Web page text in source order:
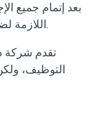
بعد إتمام جميع
اللازمة لضمان سير العملية بشكل صحيح منذ الأيام الأولى.
تقدم شركة
التوظيف،